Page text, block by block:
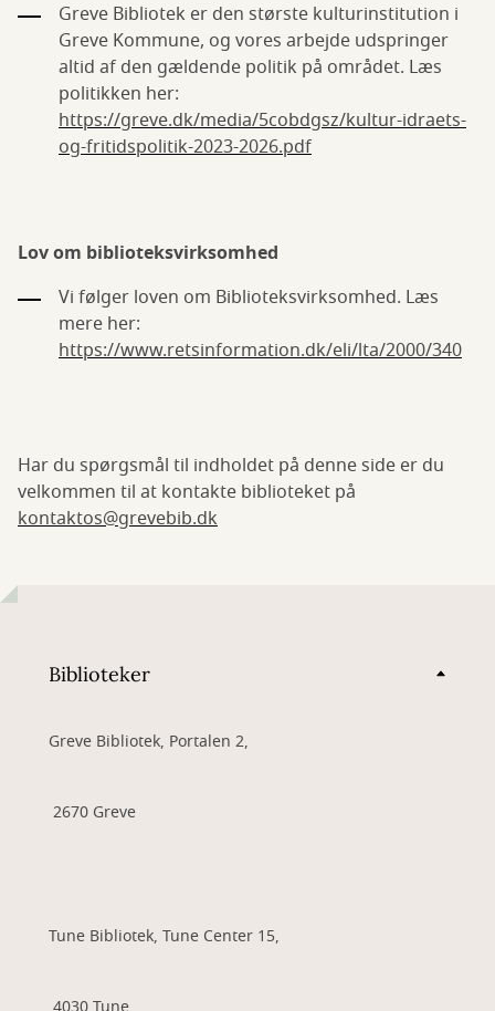
Greve Bibliotek er den største kulturinstitution i
Greve Kommune, og vores arbejde udspringer
altid af den gældende politik på området. Læs
politikken her:
https://greve.dk/media/5cobdgsz/kultur-idraets-
og-fritidspolitik-2023-2026.pdf
Lov om biblioteksvirksomhed
Vi følger loven om Biblioteksvirksomhed. Læs
mere her:
https://www.retsinformation.dk/eli/lta/2000/340
Har du spørgsmål til indholdet på denne side er du
velkommen til at kontakte biblioteket på
kontaktos@grevebib.dk
Biblioteker
Greve Bibliotek, Portalen 2,
2670 Greve
Tune Bibliotek, Tune Center 15,